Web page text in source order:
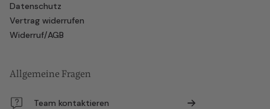
Datenschutz
Vertrag widerrufen
Widerruf/AGB
Allgemeine Fragen
Team kontaktieren